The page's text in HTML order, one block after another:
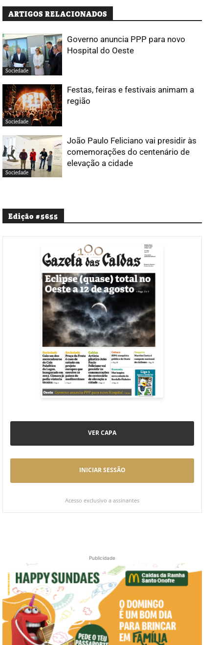
ARTIGOS RELACIONADOS
Sociedade
Governo anuncia PPP para novo
Hospital do Oeste
Sociedade
Festas, feiras e festivais animam a
região
Sociedade
João Paulo Feliciano vai presidir às
comemorações do centenário de
elevação a cidade
Edição #5655
VER CAPA
INICIAR SESSÃO
Acesso exclusivo a assinantes
Publicidade